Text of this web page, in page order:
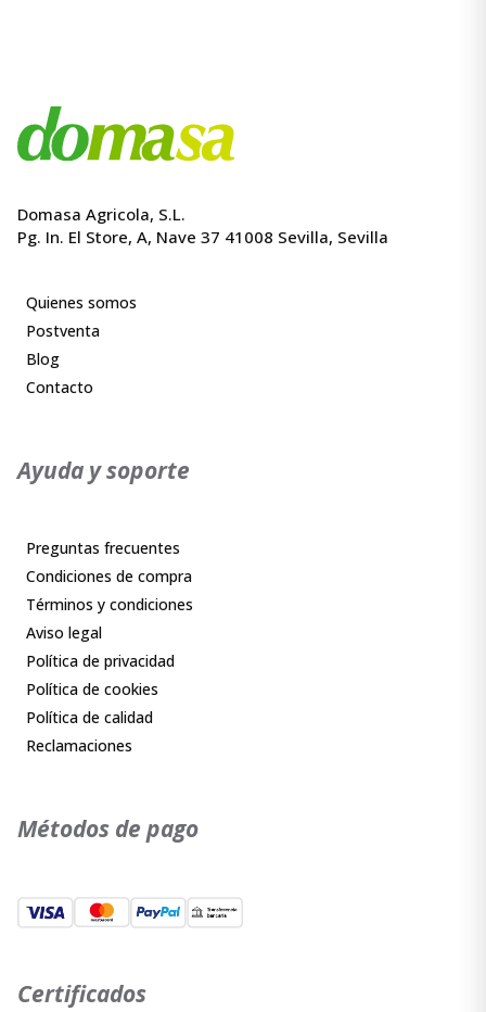
Domasa Agricola, S.L.
Pg. In. El Store, A, Nave 37 41008 Sevilla, Sevilla
Quienes somos
Postventa
Blog
Contacto
Ayuda y soporte
Preguntas frecuentes
Condiciones de compra
Términos y condiciones
Aviso legal
Política de privacidad
Política de cookies
Política de calidad
Reclamaciones
Métodos de pago
Certificados